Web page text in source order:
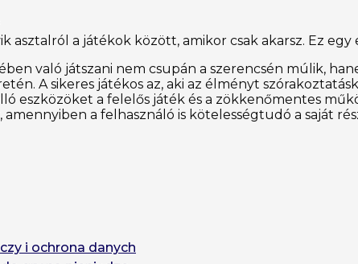
asztalról a játékok között, amikor csak akarsz. Ez
való játszani nem csupán a szerencsén múlik,
A sikeres játékos az, aki az élményt
eszközöket a felelős játék és a zökkenőmentes
a felhasználó is kötelességtudó a saját
i ochrona danych